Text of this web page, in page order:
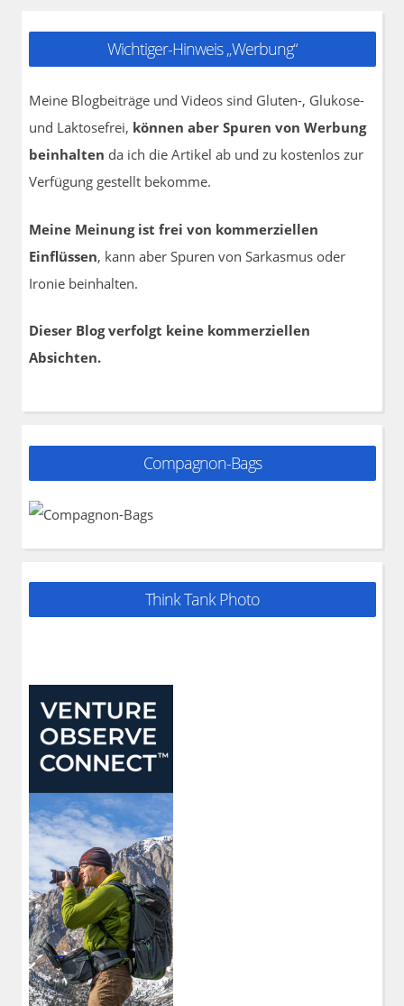
Wichtiger-Hinweis „Werbung“
Meine Blogbeiträge und Videos sind Gluten-, Glukose-
und Laktosefrei, können aber Spuren von Werbung
beinhalten da ich die Artikel ab und zu kostenlos zur
Verfügung gestellt bekomme.
Meine Meinung ist frei von kommerziellen
Einflüssen, kann aber Spuren von Sarkasmus oder
Ironie beinhalten.
Dieser Blog verfolgt keine kommerziellen
Absichten.
Compagnon-Bags
Think Tank Photo